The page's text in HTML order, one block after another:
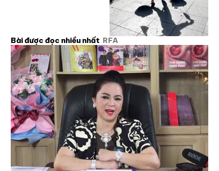
Bài được đọc nhiều nhất RFA